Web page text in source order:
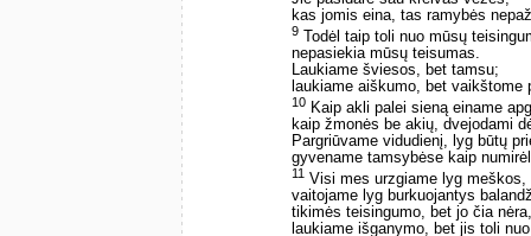
kas jomis eina, tas ramybės
9 Todėl taip toli nuo mūsų
nepasiekia mūsų teisumas.
Laukiame šviesos, bet tamsu;
laukiame aiškumo, bet vaikštome
10 Kaip akli palei sieną einame
kaip žmonės be akių, dvejodami
Pargriūvame vidudienį, lyg būtų
gyvename tamsybėse kaip
11 Visi mes urzgiame lyg meškos,
vaitojame lyg burkuojantys
tikimės teisingumo, bet jo čia nėra,
laukiame išganymo, bet jis toli